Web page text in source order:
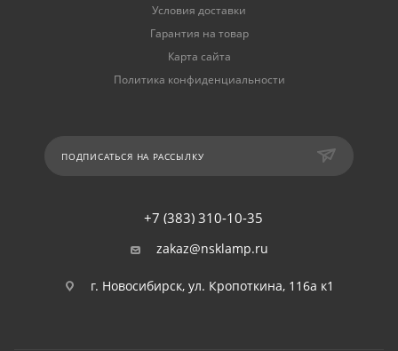
Условия доставки
Гарантия на товар
Карта сайта
Политика конфиденциальности
ПОДПИСАТЬСЯ НА РАССЫЛКУ
+7 (383) 310-10-35
zakaz@nsklamp.ru
г. Новосибирск, ул. Кропоткина, 116а к1